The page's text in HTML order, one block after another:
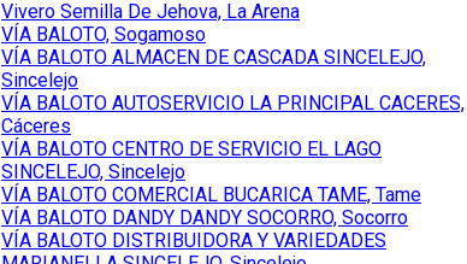
Vivero Semilla De Jehova, La Arena
VÍA BALOTO, Sogamoso
VÍA BALOTO ALMACEN DE CASCADA SINCELEJO,
Sincelejo
VÍA BALOTO AUTOSERVICIO LA PRINCIPAL CACERES,
Cáceres
VÍA BALOTO CENTRO DE SERVICIO EL LAGO
SINCELEJO, Sincelejo
VÍA BALOTO COMERCIAL BUCARICA TAME, Tame
VÍA BALOTO DANDY DANDY SOCORRO, Socorro
VÍA BALOTO DISTRIBUIDORA Y VARIEDADES